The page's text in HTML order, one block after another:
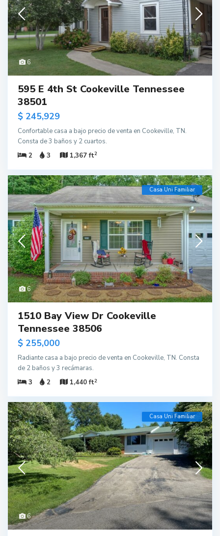
6
595 E 4th St Cookeville Tennessee
38501
$ 245,929
Confortable casa a bajo precio de venta en Cookeville, TN.
Consta de 3 baños y 2 cuartos.
2
3 1,367 ft2
6
Casa Uni Familiar
1510 Bay View Dr Cookeville
Tennessee 38506
$ 255,000
Radiante casa a bajo precio de venta en Cookeville, TN. Consta
de 2 baños y 3 recámaras.
3
2 1,440 ft2
6
Casa Uni Familiar